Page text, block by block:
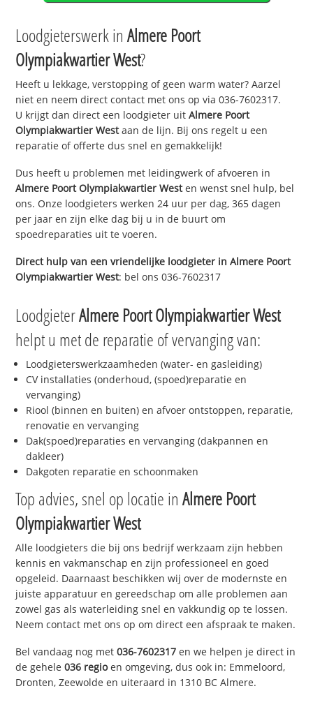
Loodgieterswerk inAlmere Poort
Olympiakwartier West?
Heeft u lekkage, verstopping of geen warm water? Aarzel
niet en neem direct contact met ons op via 036-7602317.
U krijgt dan direct een loodgieter uitAlmere Poort
Olympiakwartier Westaan de lijn. Bij ons regelt u een
reparatie of offerte dus snel en gemakkelijk!
Dus heeft u problemen met leidingwerk of afvoeren in
Almere Poort Olympiakwartier Westen wenst snel hulp, bel
ons. Onze loodgieters werken 24 uur per dag, 365 dagen
per jaar en zijn elke dag bij u in de buurt om
spoedreparaties uit te voeren.
Direct hulp van een vriendelijke loodgieter inAlmere Poort
Olympiakwartier West: bel ons 036-7602317
LoodgieterAlmere Poort Olympiakwartier West
helpt u met de reparatie of vervanging van:
Loodgieterswerkzaamheden (water- en gasleiding)
CV installaties (onderhoud, (spoed)reparatie en
vervanging)
Riool (binnen en buiten) en afvoer ontstoppen, reparatie,
renovatie en vervanging
Dak(spoed)reparaties en vervanging (dakpannen en
dakleer)
Dakgoten reparatie en schoonmaken
Top advies, snel op locatie inAlmere Poort
Olympiakwartier West
Alle loodgieters die bij ons bedrijf werkzaam zijn hebben
kennis en vakmanschap en zijn professioneel en goed
opgeleid. Daarnaast beschikken wij over de modernste en
juiste apparatuur en gereedschap om alle problemen aan
zowel gas als waterleiding snel en vakkundig op te lossen.
Neem contact met ons op om direct een afspraak te maken.
Bel vandaag nog met036-7602317 en we helpen je direct in
de gehele036 regioen omgeving, dus ook in: Emmeloord,
Dronten, Zeewolde en uiteraard in 1310 BC Almere.